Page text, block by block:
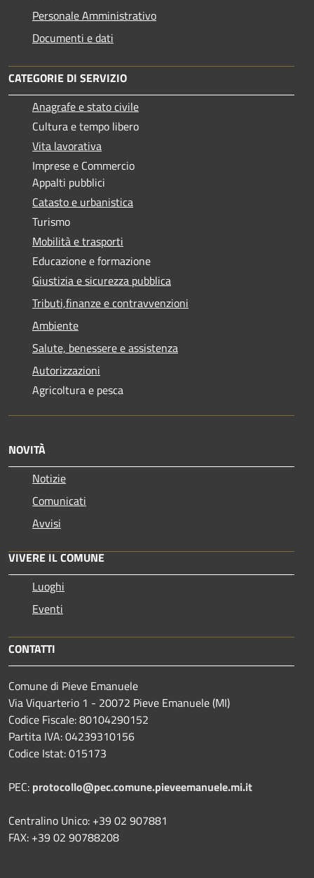
Personale Amministrativo
Documenti e dati
CATEGORIE DI SERVIZIO
Anagrafe e stato civile
Cultura e tempo libero
Vita lavorativa
Imprese e Commercio
Appalti pubblici
Catasto e urbanistica
Turismo
Mobilità e trasporti
Educazione e formazione
Giustizia e sicurezza pubblica
Tributi,finanze e contravvenzioni
Ambiente
Salute, benessere e assistenza
Autorizzazioni
Agricoltura e pesca
NOVITÀ
Notizie
Comunicati
Avvisi
VIVERE IL COMUNE
Luoghi
Eventi
CONTATTI
Comune di Pieve Emanuele
Via Viquarterio 1 - 20072 Pieve Emanuele (MI)
Codice Fiscale: 80104290152
Partita IVA: 04239310156
Codice Istat: 015173
PEC: protocollo@pec.comune.pieveemanuele.mi.it
Centralino Unico: +39 02 907881
FAX: +39 02 90788208